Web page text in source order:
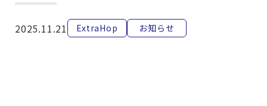
カスタマーポータル
2025.11.21 ExtraHop お知らせ